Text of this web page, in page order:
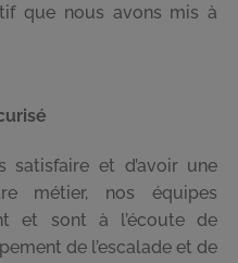
que nous avons mis à
et d’avoir une
métier, nos équipes
et sont à l’écoute de
de l’escalade et de